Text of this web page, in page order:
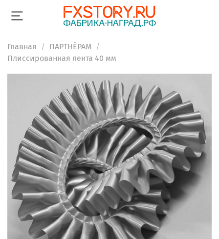
Главная
ПАРТНЁРАМ
Плиссированная лента 40 мм